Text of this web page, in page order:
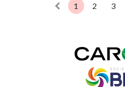
1 2 3